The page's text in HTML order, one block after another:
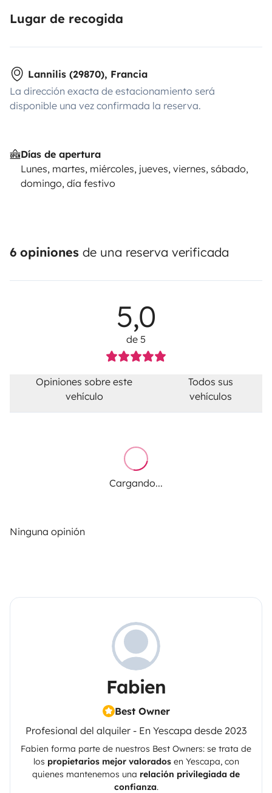
Lugar de recogida
Lannilis (29870), Francia
La dirección exacta de estacionamiento será
disponible una vez confirmada la reserva.
Días de apertura
Lunes, martes, miércoles, jueves, viernes, sábado,
domingo, día festivo
6 opiniones de una reserva verificada
5,0
de 5
Opiniones sobre este
vehículo
Todos sus
vehículos
Cargando...
Ninguna opinión
Fabien
Best Owner
Profesional del alquiler - En Yescapa desde 2023
Fabien forma parte de nuestros Best Owners: se trata de
los propietarios mejor valoradosen Yescapa, con
quienes mantenemos una relación privilegiada de
confianza.